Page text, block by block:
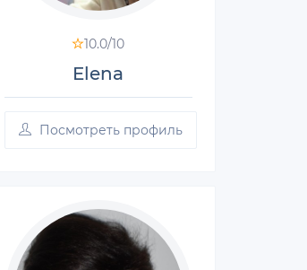
10.0/10
Elena
Посмотреть профиль